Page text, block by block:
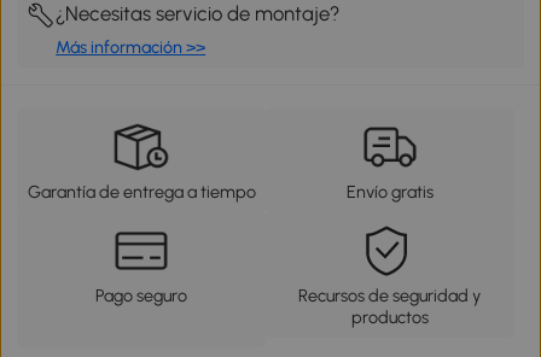
¿Necesitas servicio de montaje?
Más información >>
Garantía de entrega a tiempo Envío gratis
Pago seguro
Recursos de seguridad y
productos